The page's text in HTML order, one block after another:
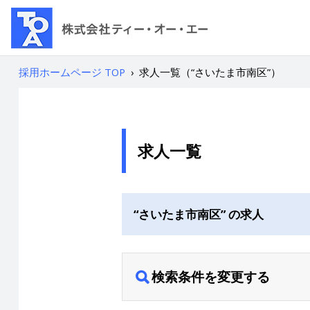
採用ホームページ TOP › 求人一覧（“さいたま市南区”）
求人一覧
“さいたま市南区” の求人
検索条件を変更する